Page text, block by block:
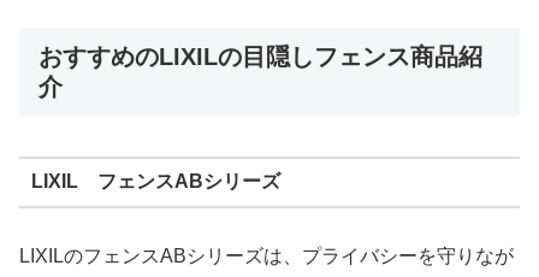
おすすめのLIXILの目隠しフェンス商品紹
介
LIXIL フェンスABシリーズ
LIXILのフェンスABシリーズは、プライバシーを守りなが